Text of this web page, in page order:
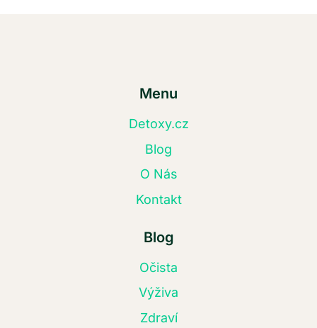
Menu
Detoxy.cz
Blog
O Nás
Kontakt
Blog
Očista
Výživa
Zdraví